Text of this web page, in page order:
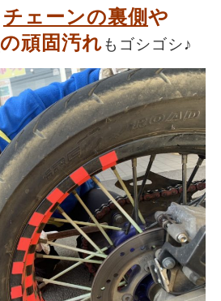
チェーンの裏側や
の頑固汚れもゴシゴシ♪